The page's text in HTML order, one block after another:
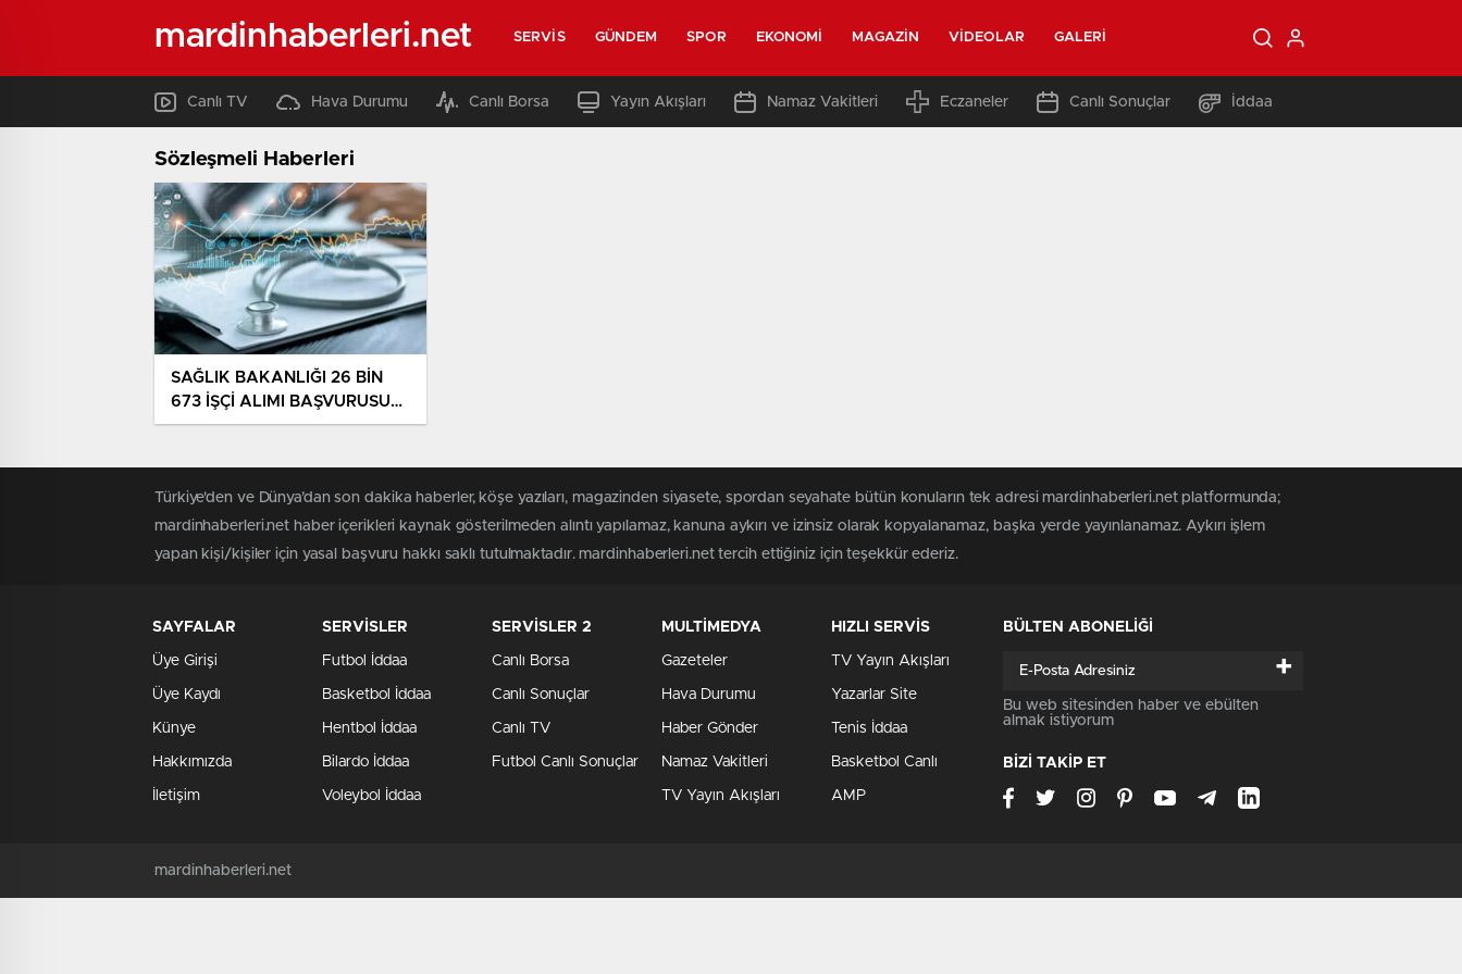
mardinhaberleri.net SERVIS GÜNDEM SPOR EKONOMI MAGAZIN VIDEOLAR GALERI
Canlı TV Hava Durumu Canlı Borsa Yayın Akışları Namaz Vakitleri Eczaneler Canlı Sonuçlar İddaa
Sözleşmeli Haberleri
SAĞLIK BAKANLIĞI 26 BİN
673 İŞÇİ ALIMI BAŞVURUSU
2026 | Sağlık Bakanlığı
belirli oldu mu? Sıhhat çalışanı
alımı müracaat kaideleri neler,
müracaat takvimi yayınlandı
Türkiye'den ve Dünya’dan son dakika haberler, köşe yazıları, magazinden siyasete, spordan seyahate bütün konuların tek adresi mardinhaberleri.net platformunda;
mardinhaberleri.net haber içerikleri kaynak gösterilmeden alıntı yapılamaz, kanuna aykırı ve izinsiz olarak kopyalanamaz, başka yerde yayınlanamaz. Aykırı işlem
yapan kişi/kişiler için yasal başvuru hakkı saklı tutulmaktadır. mardinhaberleri.net tercih ettiğiniz için teşekkür ederiz.
SAYFALAR
Üye Girişi
Üye Kaydı
Künye
Hakkımızda
İletişim
SERVİSLER
Futbol İddaa
Basketbol İddaa
Hentbol İddaa
Bilardo İddaa
Voleybol İddaa
SERVİSLER 2
Canlı Borsa
Canlı Sonuçlar
Canlı TV
Futbol Canlı Sonuçlar
MULTİMEDYA
Gazeteler
Hava Durumu
Haber Gönder
Namaz Vakitleri
TV Yayın Akışları
HIZLI SERVİS
TV Yayın Akışları
Yazarlar Site
Tenis İddaa
Basketbol Canlı
AMP
BÜLTEN ABONELİĞİ
+
Bu web sitesinden haber ve ebülten
almak istiyorum
BİZİ TAKİP ET
mardinhaberleri.net